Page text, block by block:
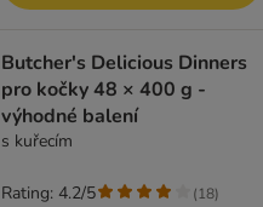
Butcher's Delicious Dinners
pro kočky 48 × 400 g -
výhodné balení
s kuřecím
Rating: 4.2/5 (18)